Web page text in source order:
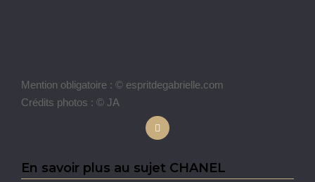
Mention obligatoire : © espritdegabrielle.com
Crédits photos : © JA
En savoir plus au sujet CHANEL